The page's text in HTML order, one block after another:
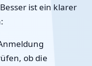
ist ein klarer
ob die